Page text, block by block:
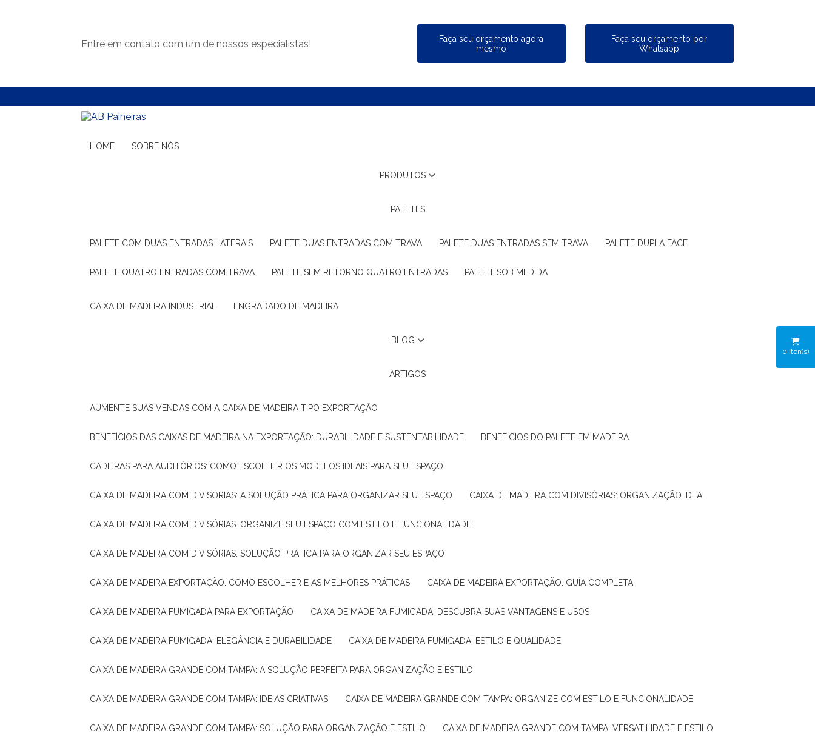
Entre em contato com um de nossos especialistas!
Faça seu orçamento agora
mesmo
Faça seu orçamento por
Whatsapp
HOME SOBRE NÓS
PRODUTOS
PALETES
PALETE COM DUAS ENTRADAS LATERAIS PALETE DUAS ENTRADAS COM TRAVA PALETE DUAS ENTRADAS SEM TRAVA PALETE DUPLA FACE
PALETE QUATRO ENTRADAS COM TRAVA PALETE SEM RETORNO QUATRO ENTRADAS PALLET SOB MEDIDA
CAIXA DE MADEIRA INDUSTRIAL ENGRADADO DE MADEIRA
BLOG
ARTIGOS
AUMENTE SUAS VENDAS COM A CAIXA DE MADEIRA TIPO EXPORTAÇÃO
BENEFÍCIOS DAS CAIXAS DE MADEIRA NA EXPORTAÇÃO: DURABILIDADE E SUSTENTABILIDADE BENEFÍCIOS DO PALETE EM MADEIRA
CADEIRAS PARA AUDITÓRIOS: COMO ESCOLHER OS MODELOS IDEAIS PARA SEU ESPAÇO
CAIXA DE MADEIRA COM DIVISÓRIAS: A SOLUÇÃO PRÁTICA PARA ORGANIZAR SEU ESPAÇO CAIXA DE MADEIRA COM DIVISÓRIAS: ORGANIZAÇÃO IDEAL
CAIXA DE MADEIRA COM DIVISÓRIAS: ORGANIZE SEU ESPAÇO COM ESTILO E FUNCIONALIDADE
CAIXA DE MADEIRA COM DIVISÓRIAS: SOLUÇÃO PRÁTICA PARA ORGANIZAR SEU ESPAÇO
CAIXA DE MADEIRA EXPORTAÇÃO: COMO ESCOLHER E AS MELHORES PRÁTICAS CAIXA DE MADEIRA EXPORTAÇÃO: GUÍA COMPLETA
CAIXA DE MADEIRA FUMIGADA PARA EXPORTAÇÃO CAIXA DE MADEIRA FUMIGADA: DESCUBRA SUAS VANTAGENS E USOS
CAIXA DE MADEIRA FUMIGADA: ELEGÂNCIA E DURABILIDADE CAIXA DE MADEIRA FUMIGADA: ESTILO E QUALIDADE
CAIXA DE MADEIRA GRANDE COM TAMPA: A SOLUÇÃO PERFEITA PARA ORGANIZAÇÃO E ESTILO
CAIXA DE MADEIRA GRANDE COM TAMPA: IDEIAS CRIATIVAS CAIXA DE MADEIRA GRANDE COM TAMPA: ORGANIZE COM ESTILO E FUNCIONALIDADE
CAIXA DE MADEIRA GRANDE COM TAMPA: SOLUÇÃO PARA ORGANIZAÇÃO E ESTILO CAIXA DE MADEIRA GRANDE COM TAMPA: VERSATILIDADE E ESTILO
0 iten(s)